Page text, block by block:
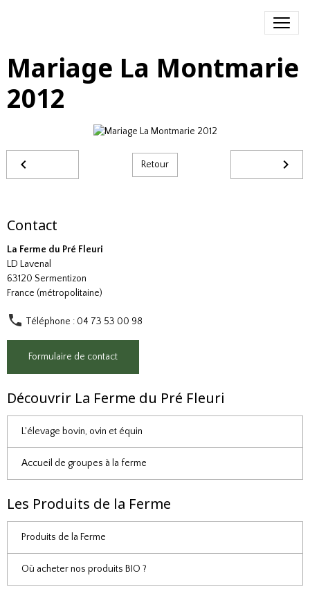
Mariage La Montmarie
2012
Retour
Contact
La Ferme du Pré Fleuri
LD Lavenal
63120 Sermentizon
France (métropolitaine)
Téléphone : 04 73 53 00 98
Formulaire de contact
Découvrir La Ferme du Pré Fleuri
L'élevage bovin, ovin et équin
Accueil de groupes à la ferme
Les Produits de la Ferme
Produits de la Ferme
Où acheter nos produits BIO ?